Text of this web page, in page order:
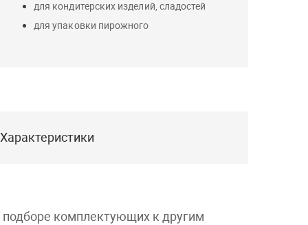
для кондитерских изделий, сладостей
для упаковки пирожного
Характеристики
комплектующих к другим